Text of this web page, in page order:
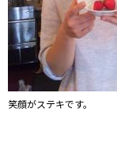
笑顔がステキです。